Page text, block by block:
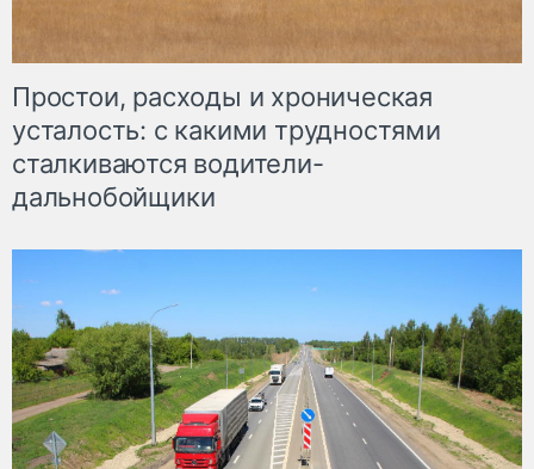
Простои, расходы и хроническая
усталость: с какими трудностями
сталкиваются водители-
дальнобойщики